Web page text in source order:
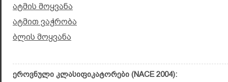
ატმის მოყვანა
ატმით ვაჭრობა
ბლის მოყვანა
ეროვნული კლასიფიკატორები (NACE 2004):